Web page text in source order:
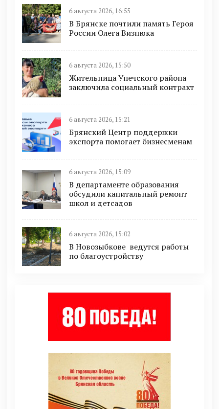
6 августа 2026, 16:55
В Брянске почтили память Героя
России Олега Визнюка
6 августа 2026, 15:50
Жительница Унечского района
заключила социальный контракт
6 августа 2026, 15:21
Брянский Центр поддержки
экспорта помогает бизнесменам
6 августа 2026, 15:09
В департаменте образования
обсудили капитальный ремонт
школ и детсадов
6 августа 2026, 15:02
В Новозыбкове ведутся работы
по благоустройству